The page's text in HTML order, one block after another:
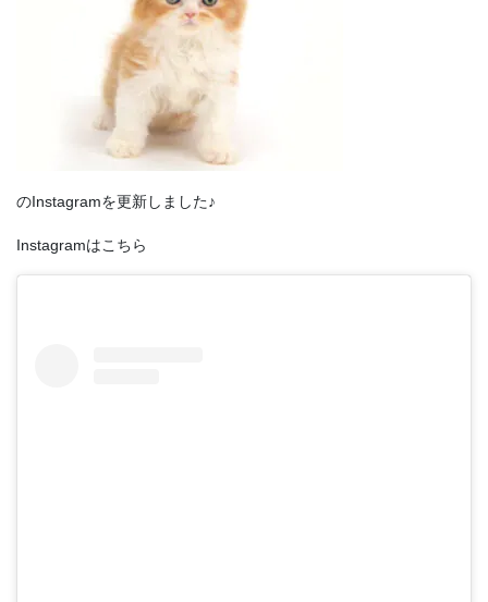
のInstagramを更新しました♪
Instagramはこちら